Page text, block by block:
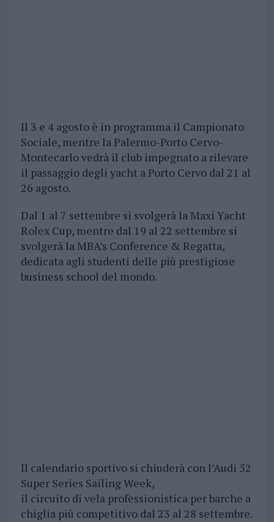
Il 3 e 4 agosto è in programma il Campionato
Sociale, mentre la Palermo-Porto Cervo-
Montecarlo vedrà il club impegnato a rilevare
il passaggio degli yacht a Porto Cervo dal 21 al
26 agosto.
Dal 1 al 7 settembre si svolgerà la Maxi Yacht
Rolex Cup, mentre dal 19 al 22 settembre si
svolgerà la MBA’s Conference & Regatta,
dedicata agli studenti delle più prestigiose
business school del mondo.
Il calendario sportivo si chiuderà con l’Audi 52
Super Series Sailing Week,
il circuito di vela professionistica per barche a
chiglia più competitivo dal 23 al 28 settembre.